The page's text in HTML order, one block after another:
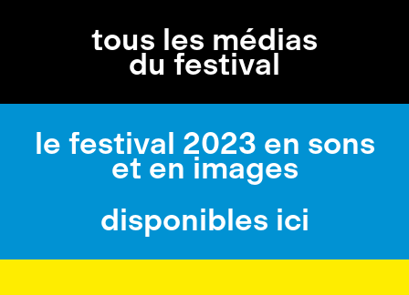
tous les médias
du festival
le festival 2023 en sons
et en images
disponibles ici